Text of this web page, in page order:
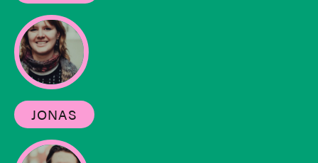
JONAS